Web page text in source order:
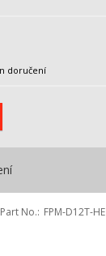
doručení
Part No. FPM-D12T-HE